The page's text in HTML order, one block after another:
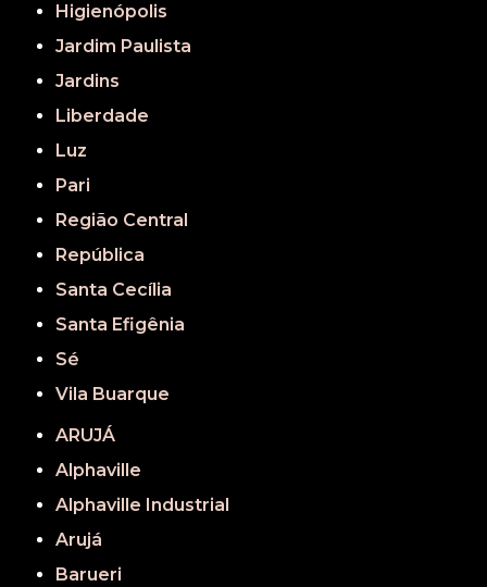
Higienópolis
Jardim Paulista
Jardins
Liberdade
Luz
Pari
Região Central
República
Santa Cecília
Santa Efigênia
Sé
Vila Buarque
ARUJÁ
Alphaville
Alphaville Industrial
Arujá
Barueri